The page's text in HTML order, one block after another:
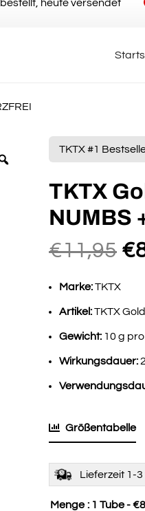
heute versendet
TKTX #1
TKTX
NUMBS
€11,95 €
Marke:TKTX
Artikel:TKTX
Gewicht: 10 g
Wirkungsdauer:
Größentabelle
Lieferzeit 1-
Menge : 1 Tube -